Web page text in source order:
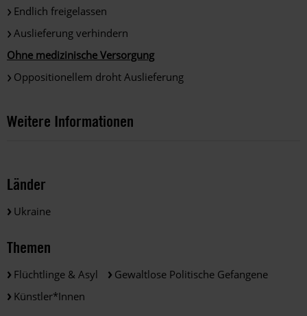
Endlich freigelassen
Auslieferung verhindern
Ohne medizinische Versorgung
Oppositionellem droht Auslieferung
Weitere Informationen
Länder
Ukraine
Themen
Flüchtlinge & Asyl
Gewaltlose Politische Gefangene
Künstler*innen